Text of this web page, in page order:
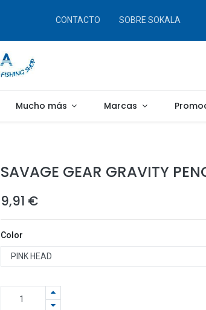
CONTACTO SOBRE SOKALA
Mucho más Marcas
SAVAGE GEAR GRAVITY
9,91 €
Color